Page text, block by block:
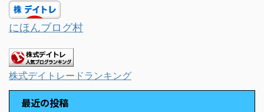
にほんブログ村
株式デイトレードランキング
最近の投稿